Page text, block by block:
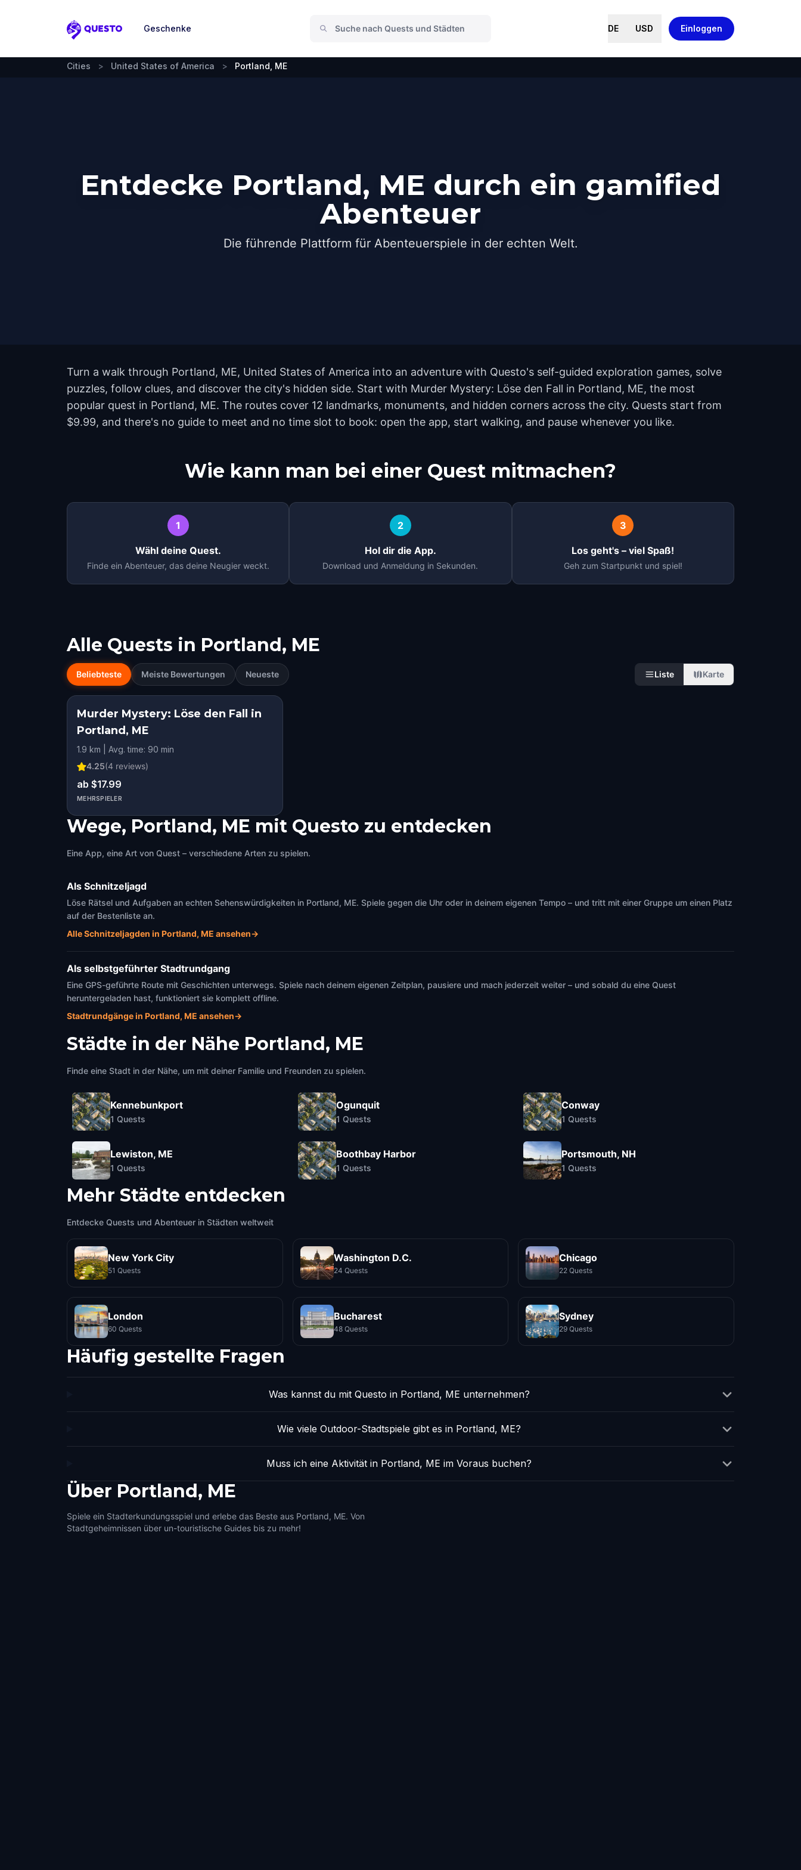
Questo
Geschenke DE USD Einloggen
Cities > United States of America > Portland, ME
Entdecke Portland, ME durch ein gamified
Abenteuer
Die führende Plattform für Abenteuerspiele in der echten Welt.
Turn a walk through Portland, ME, United States of America into an adventure with Questo's self-guided exploration games, solve
puzzles, follow clues, and discover the city's hidden side. Start with Murder Mystery: Löse den Fall in Portland, ME, the most
popular quest in Portland, ME. The routes cover 12 landmarks, monuments, and hidden corners across the city. Quests start from
$9.99, and there's no guide to meet and no time slot to book: open the app, start walking, and pause whenever you like.
Wie kann man bei einer Quest mitmachen?
1
Wähl deine Quest.
Finde ein Abenteuer, das deine Neugier weckt.
2
Hol dir die App.
Download und Anmeldung in Sekunden.
3
Los geht's – viel Spaß!
Geh zum Startpunkt und spiel!
Alle Quests in Portland, ME
Beliebteste Meiste Bewertungen Neueste Liste Karte
Murder Mystery: Löse den Fall in
Portland, ME
1.9 km | Avg. time: 90 min
4.25(4 reviews)
ab $17.99
MEHRSPIELER
Wege, Portland, ME mit Questo zu entdecken
Eine App, eine Art von Quest – verschiedene Arten zu spielen.
Als Schnitzeljagd
Löse Rätsel und Aufgaben an echten Sehenswürdigkeiten in Portland, ME. Spiele gegen die Uhr oder in deinem eigenen Tempo – und tritt mit einer Gruppe um einen Platz
auf der Bestenliste an.
Alle Schnitzeljagden in Portland, ME ansehen→
Als selbstgeführter Stadtrundgang
Eine GPS-geführte Route mit Geschichten unterwegs. Spiele nach deinem eigenen Zeitplan, pausiere und mach jederzeit weiter – und sobald du eine Quest
heruntergeladen hast, funktioniert sie komplett offline.
Stadtrundgänge in Portland, ME ansehen→
Städte in der Nähe Portland, ME
Finde eine Stadt in der Nähe, um mit deiner Familie und Freunden zu spielen.
Kennebunkport
1 Quests
Lewiston, ME
1 Quests
Ogunquit
1 Quests
Boothbay Harbor
1 Quests
Conway
1 Quests
Portsmouth, NH
1 Quests
Mehr Städte entdecken
Entdecke Quests und Abenteuer in Städten weltweit
New York City
51 Quests
Washington D.C.
24 Quests
Chicago
22 Quests
London
60 Quests
Bucharest
48 Quests
Sydney
29 Quests
Häufig gestellte Fragen
Was kannst du mit Questo in Portland, ME unternehmen?
Wie viele Outdoor-Stadtspiele gibt es in Portland, ME?
Muss ich eine Aktivität in Portland, ME im Voraus buchen?
Über Portland, ME
Spiele ein Stadterkundungsspiel und erlebe das Beste aus Portland, ME. Von
Stadtgeheimnissen über un-touristische Guides bis zu mehr!